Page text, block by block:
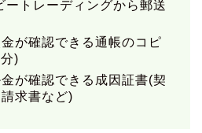
ートレーディングから郵送
が確認できる通帳のコピ
)
が確認できる成因証書(契
求書など)